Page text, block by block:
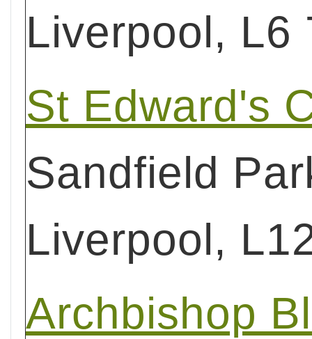
Liverpool, L6
St Edward's
Sandfield
Liverpool,
Archbishop